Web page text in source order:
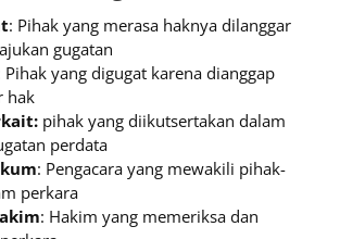
: Pihak yang merasa haknya dilanggar
gugatan
Pihak yang digugat karena dianggap
hak
pihak yang diikutsertakan dalam
perdata
: Pengacara yang mewakili pihak-
perkara
: Hakim yang memeriksa dan